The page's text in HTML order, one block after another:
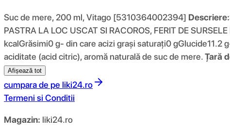
Suc de mere, 200 ml, Vitago [5310364002394] Descriere:
PASTRA LA LOC USCAT SI RACOROS, FERIT DE
kcalGrăsimi0 g- din care acizi grași saturați0 gGlucide11.2
aciditate (acid citric), aromă naturală de suc de mere.Țară
Afișează tot
cumpara de pe liki24.ro
Termeni si Conditii
Magazin: liki24.ro